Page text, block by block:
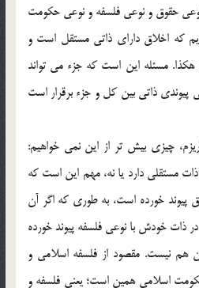
حقوق و نوعي فلسفه و نوعي حكومت
كه اخلاق داراي ذاتي مستقل است و
مسئله اين است كه جزء مي تواند
پيوندي ذاتي بين كل و جزء برقرار است
چيزي بيش تر از اين نمي خواهيم:
مستقلي دارد يا نه، مهم اين است كه
خورده است، به طوري كه اگر آن
ذات خودش با نوعي فلسفه پيوند خورده
هم نيست. مقصود از فلسفه اسلامي و
اسلامي همين است؛ يعني فلسفه و